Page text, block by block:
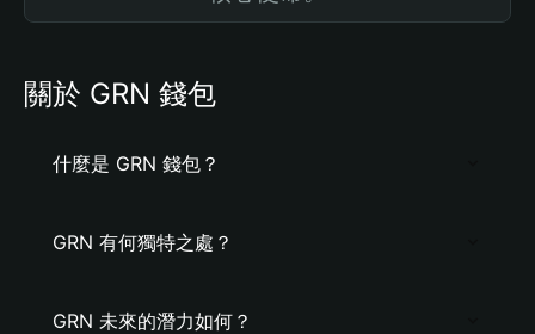
關於 GRN 錢包
什麼是 GRN 錢包？
GRN 有何獨特之處？
GRN 未來的潛力如何？